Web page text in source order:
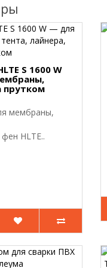
S 1600 W
прутком
мембраны,
HLTE..